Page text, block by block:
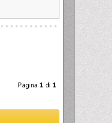
Pagina 1 di 1